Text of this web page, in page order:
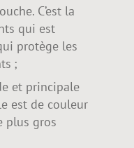
C’est la
qui est
protège les
;
et principale
est de couleur
plus gros